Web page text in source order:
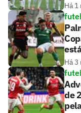
Há 1
Há 3
de